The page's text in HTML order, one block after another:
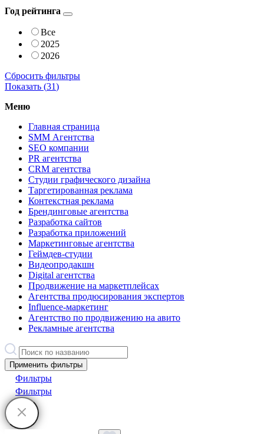
Год рейтинга
Все
2025
2026
Сбросить фильтры
Показать (31)
Меню
Главная страница
SMM Агентства
SEO компании
PR агентства
CRM агентства
Студии графического дизайна
Таргетированная реклама
Контекстная реклама
Брендинговые агентства
Разработка сайтов
Разработка приложений
Маркетинговые агентства
Геймдев-студии
Видеопродакшн
Digital агентства
Продвижение на маркетплейсах
Агентства продюсирования экспертов
Influence-маркетинг
Агентство по продвижению на авито
Рекламные агентства
Применить фильтры
Фильтры
Фильтры